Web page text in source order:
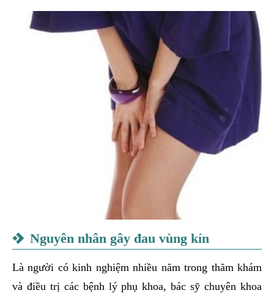
Nguyên nhân gây đau vùng kín
Là người có kinh nghiệm nhiều năm trong thăm khám
và điều trị các bệnh lý phụ khoa, bác sỹ chuyên khoa